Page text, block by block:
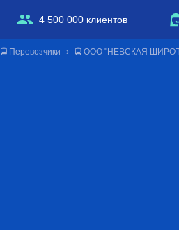
4 500 000 клиентов
🚍 Перевозчики 🚍 ООО "НЕВСКАЯ